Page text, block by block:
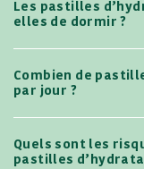
Les pastilles
elles de dormir ?
Combien de
par jour ?
Quels sont les
pastilles